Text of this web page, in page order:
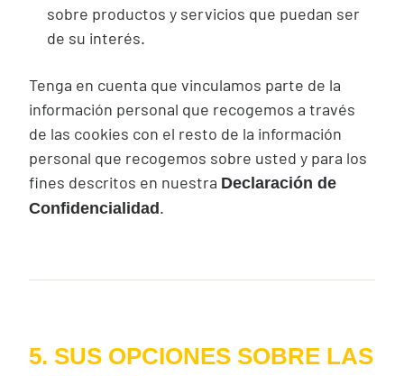
sobre productos y servicios que puedan ser
de su interés.
Tenga en cuenta que vinculamos parte de la
información personal que recogemos a través
de las cookies con el resto de la información
personal que recogemos sobre usted y para los
fines descritos en nuestra Declaración de
Confidencialidad .
5. SUS OPCIONES SOBRE LAS